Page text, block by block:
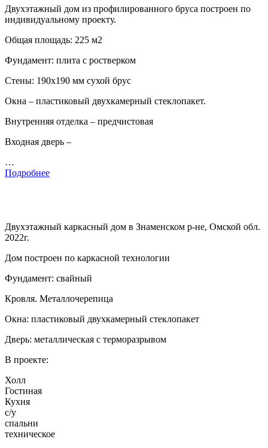
Двухэтажный дом из профилированного бруса построен по
индивидуальному проекту.
Общая площадь: 225 м2
Фундамент: плита с ростверком
Стены: 190х190 мм сухой брус
Окна – пластиковый двухкамерный стеклопакет.
Внутренняя отделка – предчистовая
Входная дверь –
…
Подробнее
Двухэтажный каркасный дом в Знаменском р-не, Омской обл.
2022г.
Дом построен по каркасной технологии
Фундамент: свайный
Кровля. Металлочерепица
Окна: пластиковый двухкамерный стеклопакет
Дверь: металлическая с терморазрывом
В проекте:
Холл
Гостиная
Кухня
с/у
спальни
техническое